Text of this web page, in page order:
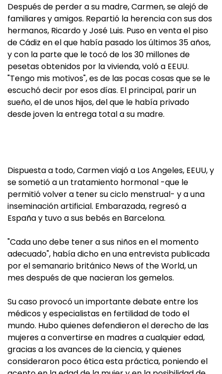
Después de perder a su madre, Carmen, se alejó de
familiares y amigos. Repartió la herencia con sus dos
hermanos, Ricardo y José Luis. Puso en venta el piso
de Cádiz en el que había pasado los últimos 35 años,
y con la parte que le tocó de los 30 millones de
pesetas obtenidos por la vivienda, voló a EEUU.
"Tengo mis motivos", es de las pocas cosas que se le
escuchó decir por esos días. El principal, parir un
sueño, el de unos hijos, del que le había privado
desde joven la entrega total a su madre.
Dispuesta a todo, Carmen viajó a Los Angeles, EEUU, y
se sometió a un tratamiento hormonal -que le
permitió volver a tener su ciclo menstrual- y a una
inseminación artificial. Embarazada, regresó a
España y tuvo a sus bebés en Barcelona.
"Cada uno debe tener a sus niños en el momento
adecuado", había dicho en una entrevista publicada
por el semanario británico News of the World, un
mes después de que nacieran los gemelos.
Su caso provocó un importante debate entre los
médicos y especialistas en fertilidad de todo el
mundo. Hubo quienes defendieron el derecho de las
mujeres a convertirse en madres a cualquier edad,
gracias a los avances de la ciencia, y quienes
consideraron poco ética esta práctica, poniendo el